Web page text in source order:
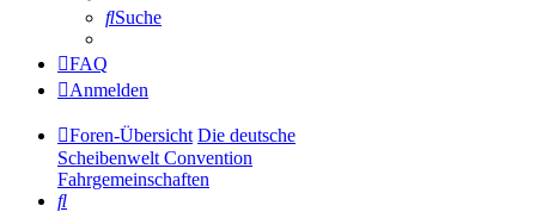
Suche
FAQ
Anmelden
Foren-Übersicht Die deutsche
Scheibenwelt Convention
Fahrgemeinschaften
Suche